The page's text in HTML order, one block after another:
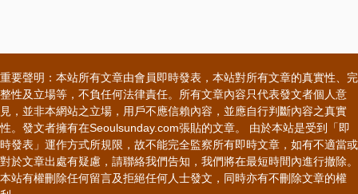
重要聲明：本站所有文章由會員即時發表，本站對所有文章的真實性、完
整性及立場等，不負任何法律責任。所有文章內容只代表發文者個人意
見，並非本網站之立場，用戶不應信賴內容，並應自行判斷內容之真實
性。發文者擁有在Seoulsunday.com張貼的文章。 由於本站是受到「即
時發表」運作方式所規限，故不能完全監察所有即時文章，如有不適當或
對於文章出處有疑慮，請聯絡我們告知，我們將在最短時間內進行撤除。
本站有權刪除任何留言及拒絕任何人士發文，同時亦有不刪除文章的權